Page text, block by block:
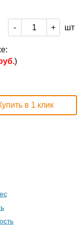
- + шт
)
в 1 клик